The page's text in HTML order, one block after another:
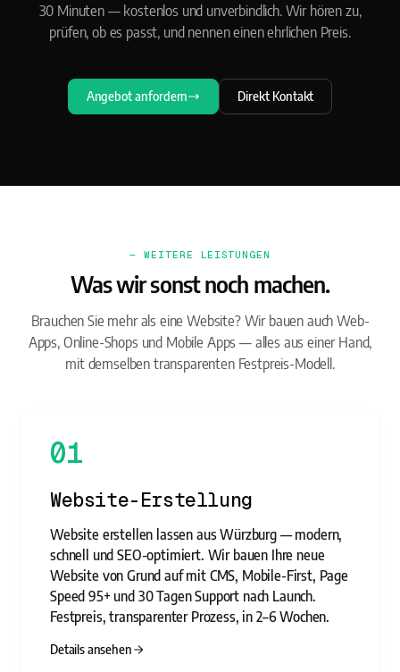
30 Minuten — kostenlos und unverbindlich. Wir hören zu,
prüfen, ob es passt, und nennen einen ehrlichen Preis.
Angebot anfordern Direkt Kontakt
— WEITERE LEISTUNGEN
Was wir sonst noch machen.
Brauchen Sie mehr als eine Website? Wir bauen auch Web-
Apps, Online-Shops und Mobile Apps — alles aus einer Hand,
mit demselben transparenten Festpreis-Modell.
01
Website-Erstellung
Website erstellen lassen aus Würzburg — modern,
schnell und SEO-optimiert. Wir bauen Ihre neue
Website von Grund auf mit CMS, Mobile-First, Page
Speed 95+ und 30 Tagen Support nach Launch.
Festpreis, transparenter Prozess, in 2–6 Wochen.
Details ansehen